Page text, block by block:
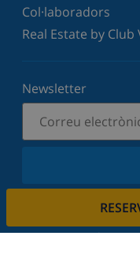
Col·laboradors
Real Estate by Club
Newsletter
Subscriu-vos al
de les últimes
vostra privadesa.